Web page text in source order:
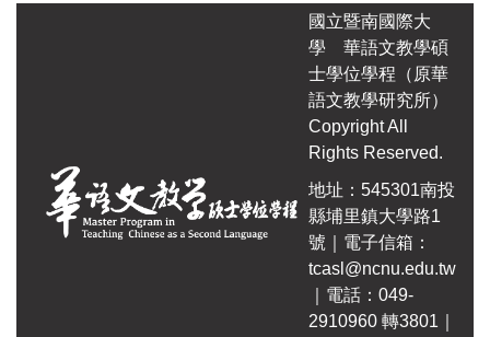
國立暨南國際大
學 華語文教學碩
士學位學程（原華
語文教學研究所）
Copyright All
Rights Reserved.
地址：545301南投
縣埔里鎮大學路1
號｜電子信箱：
tcasl@ncnu.edu.tw
｜電話：049-
2910960 轉3801｜